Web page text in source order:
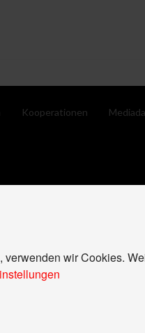
Kooperationen
verwenden wir Cookies.